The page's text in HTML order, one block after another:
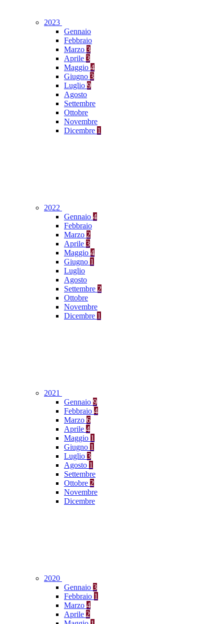
2023
Gennaio
Febbraio
Marzo 3
Aprile 3
Maggio 4
Giugno 3
Luglio 9
Agosto
Settembre
Ottobre
Novembre
Dicembre 1
2022
Gennaio 4
Febbraio
Marzo 2
Aprile 3
Maggio 4
Giugno 1
Luglio
Agosto
Settembre 2
Ottobre
Novembre
Dicembre 1
2021
Gennaio 9
Febbraio 4
Marzo 6
Aprile 4
Maggio 1
Giugno 1
Luglio 3
Agosto 1
Settembre
Ottobre 2
Novembre
Dicembre
2020
Gennaio 3
Febbraio 1
Marzo 4
Aprile 2